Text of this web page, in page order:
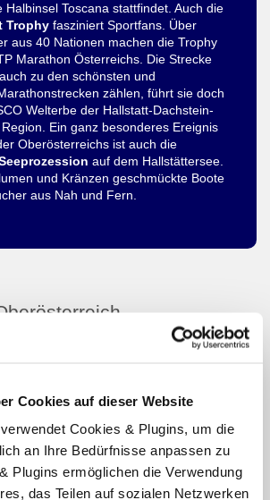
Cookies auf dieser Website
Cookies & Plugins, um die
an Ihre Bedürfnisse anpassen zu
Plugins ermöglichen die Verwendung
das Teilen auf sozialen Netzwerken
Halbinsel Toscana stattfindet. Auch die
Trophy fasziniert Sportfans. Über
aus 40 Nationen machen die Trophy
Marathon Österreichs. Die Strecke
zu den schönsten und
zählen, führt sie doch
Welterbe der Hallstatt-Dachstein-
Ein ganz besonderes Ereignis
Oberösterreichs ist auch die
auf dem Hallstättersee.
und Kränzen geschmückte Boote
aus Nah und Fern.
Ischl